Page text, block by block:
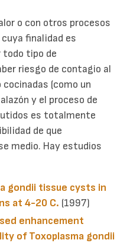
o con otros procesos
finalidad es
todo tipo de
riesgo de contagio al
(como un
y el proceso de
es totalmente
de que
medio. Hay estudios
gondii tissue cysts in
at 4-20 C. (1997)
enhancement
of Toxoplasma gondii